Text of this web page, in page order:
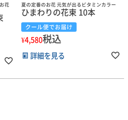
花 夏の定番のお花 元気が出るビタミンカラー
ひまわりの花束 10本
クール便でお届け
¥4,580税込
詳細を見る